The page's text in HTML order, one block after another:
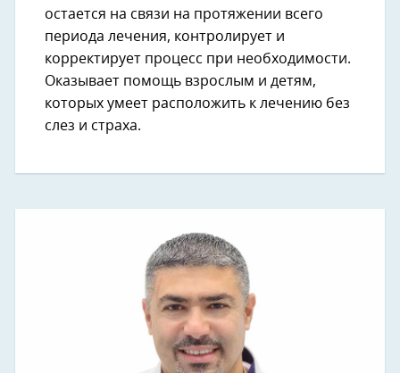
остается на связи на протяжении всего
периода лечения, контролирует и
корректирует процесс при необходимости.
Оказывает помощь взрослым и детям,
которых умеет расположить к лечению без
слез и страха.